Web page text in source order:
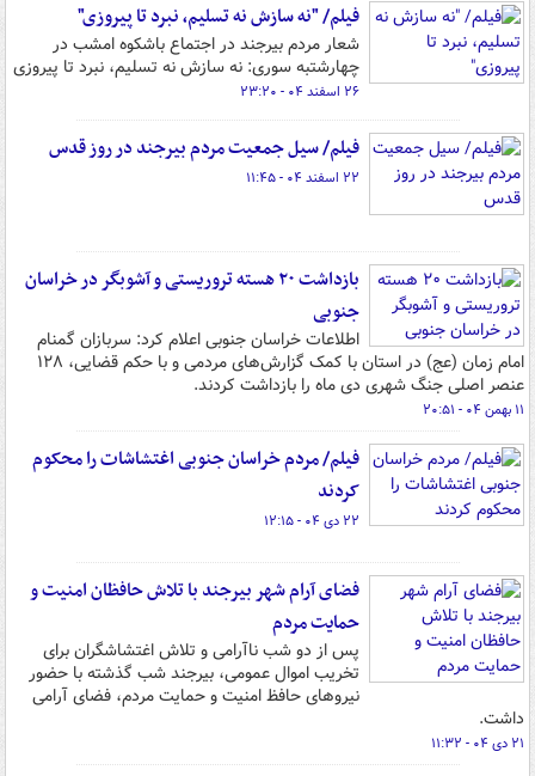
فیلم/ "نه سازش نه تسلیم، نبرد تا پیروزی"
شعار مردم بیرجند در اجتماع باشکوه امشب در
چهارشتبه سوری: نه سازش نه تسلیم، نبرد تا پیروزی
۲۶ اسفند ۰۴ - ۲۳:۲۰
فیلم/ سیل جمعیت مردم بیرجند در روز قدس
۲۲ اسفند ۰۴ - ۱۱:۴۵
بازداشت ۲۰ هسته تروریستی و آشوبگر در خراسان
جنوبی
اطلاعات خراسان جنوبی اعلام کرد: سربازان گمنام
امام زمان (عج) در استان با کمک گزارش‌های مردمی و با حکم قضایی، ۱۲۸
عنصر اصلی جنگ شهری دی ماه را بازداشت کردند.
۱۱ بهمن ۰۴ - ۲۰:۵۱
فیلم/ مردم خراسان جنوبی اغتشاشات را محکوم
کردند
۲۲ دی ۰۴ - ۱۲:۱۵
فضای آرام شهر بیرجند با تلاش حافظان امنیت و
حمایت مردم
پس از دو شب ناآرامی و تلاش اغتشاشگران برای
تخریب اموال عمومی، بیرجند شب گذشته با حضور
نیروهای حافظ امنیت و حمایت مردم، فضای آرامی
داشت.
۲۱ دی ۰۴ - ۱۱:۳۲